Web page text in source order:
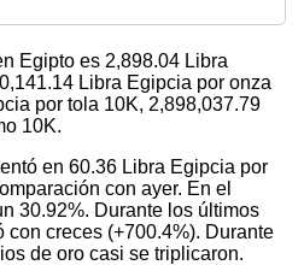
Egipto es 2,898.04 Libra
Libra Egipcia por onza
por tola 10K, 2,898,037.79
10K.
en 60.36 Libra Egipcia por
con ayer. En el
30.92%. Durante los últimos
creces (+700.4%). Durante
de oro casi se triplicaron.